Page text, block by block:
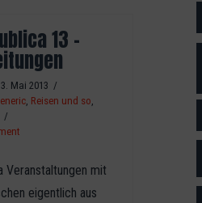
13 –
3. Mai 2013
Reisen und so
Veranstaltungen mit
eigentlich aus